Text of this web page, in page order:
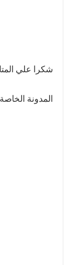
شكرا علي
المدونة